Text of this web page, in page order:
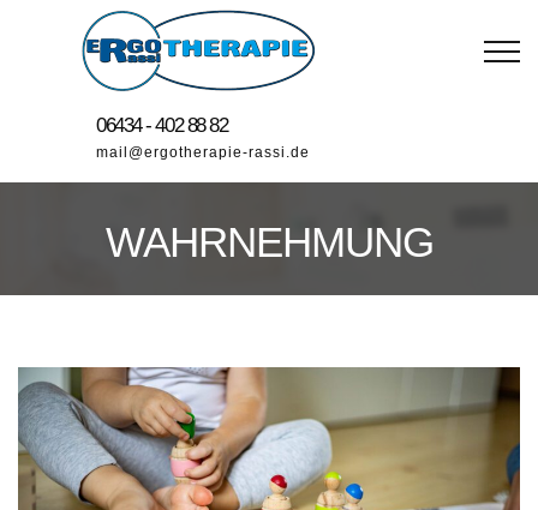
06434 - 402 88 82
mail@ergotherapie-rassi.de
WAHRNEHMUNG